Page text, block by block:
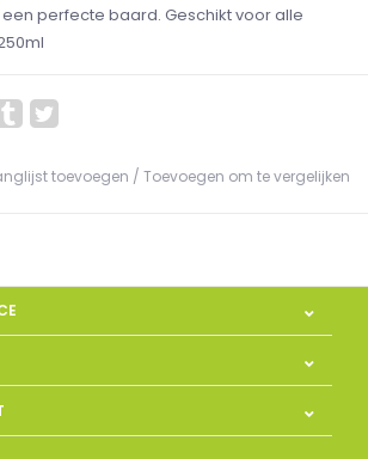
perfecte baard. Geschikt voor alle
toevoegen / Toevoegen om te vergelijken